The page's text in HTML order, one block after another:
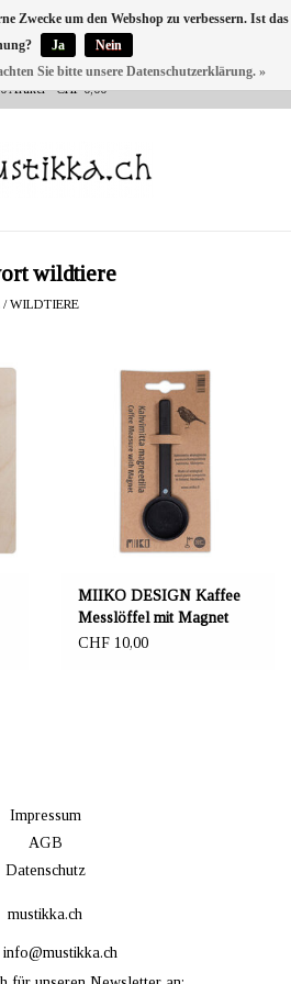
CH | INT. VERSAND ÜBER
Artikel - CHF 0,00
wildtiere
/WILDTIERE
MIIKO DESIGN Kaffee
Messlöffel mit Magnet
CHF 10,00
Impressum
AGB
Datenschutz
mustikka.ch
info@mustikka.ch
Zwecke um den Webshop zu verbessern. Ist das
Ja
Nein
Sie bitte unsere Datenschutzerklärung. »